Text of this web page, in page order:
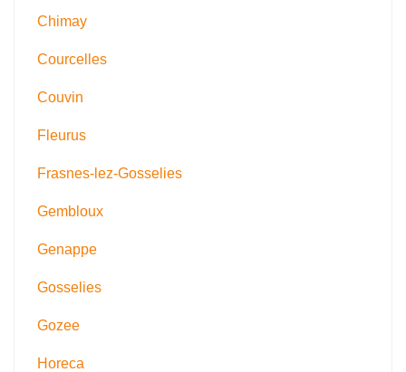
Chimay
Courcelles
Couvin
Fleurus
Frasnes-lez-Gosselies
Gembloux
Genappe
Gosselies
Gozee
Horeca